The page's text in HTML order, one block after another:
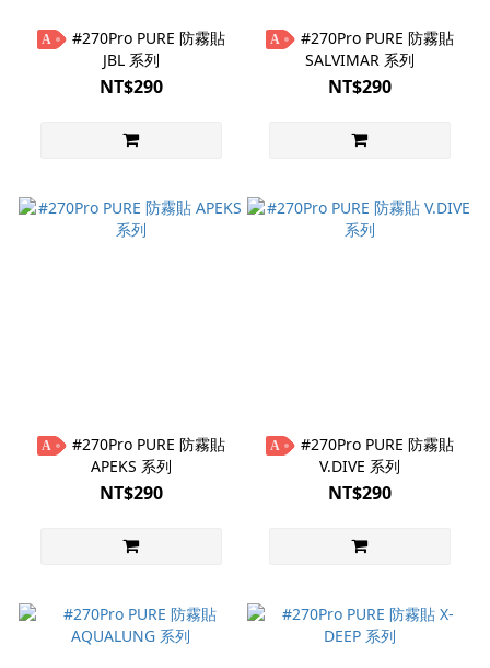
A
JBL 系列
NT$290
A
SALVIMAR 系列
NT$290
A
APEKS 系列
NT$290
A
V.DIVE 系列
NT$290